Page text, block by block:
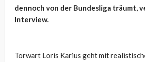
dennoch von der Bundesliga träumt,
Interview.
Torwart Loris Karius geht mit